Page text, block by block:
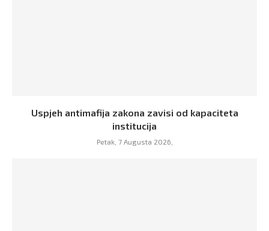
Uspjeh antimafija zakona zavisi od kapaciteta
institucija
Petak, 7 Augusta 2026,